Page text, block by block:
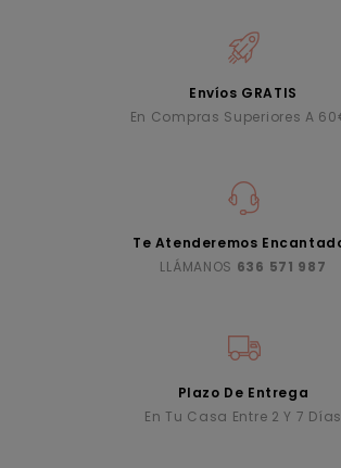
Envíos GRATIS
En Compras Superiores A
Te Atenderemos
LLÁMANOS 636 571 987
Plazo De Entrega
En Tu Casa Entre 2 Y 7 Días